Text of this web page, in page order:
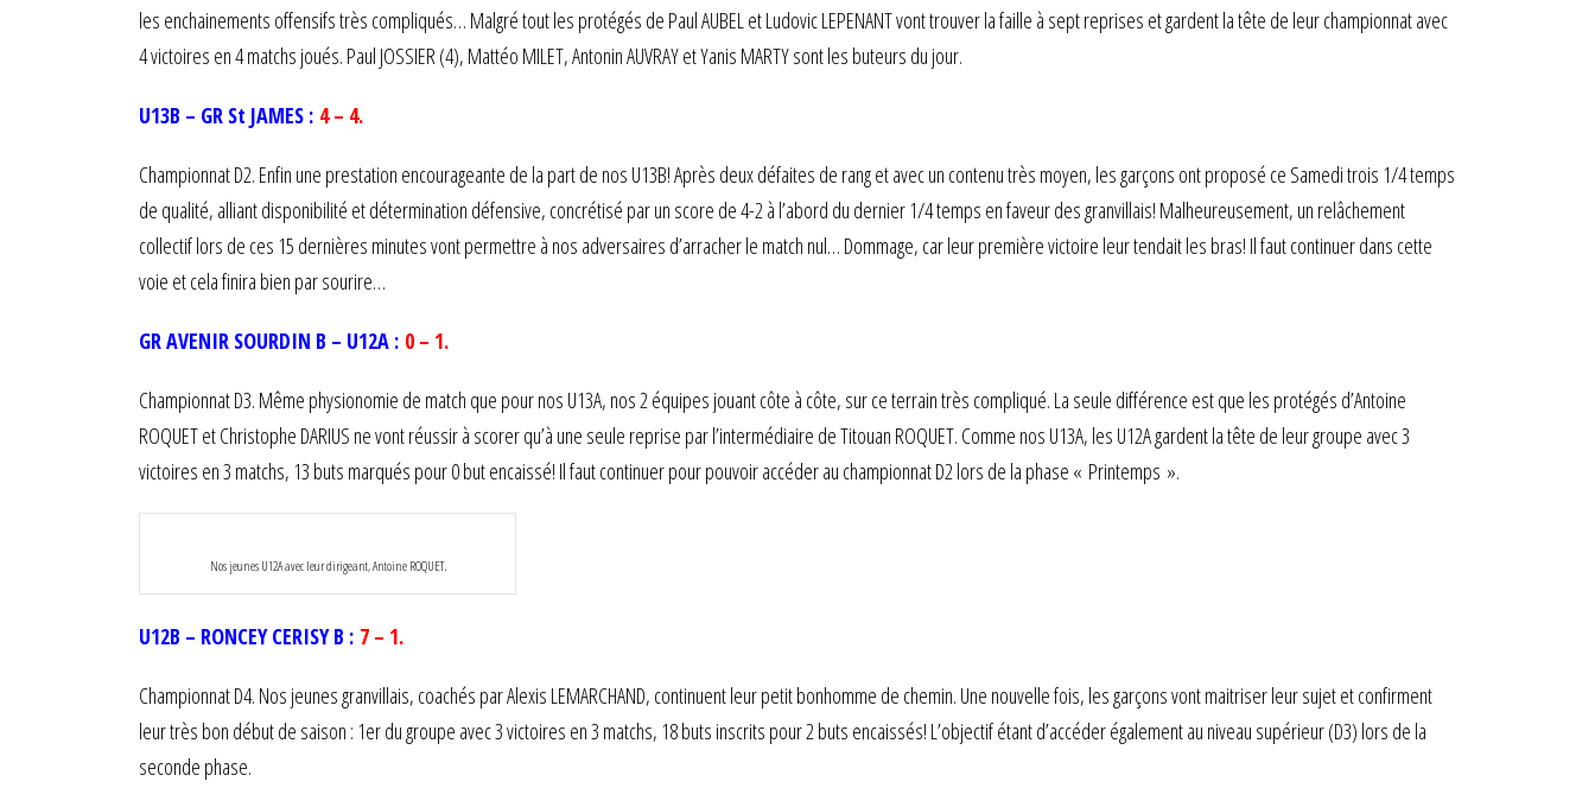
les enchainements offensifs très compliqués… Malgré tout les protégés de Paul AUBEL et Ludovic LEPENANT vont trouver la faille à sept reprises et gardent la tête de leur championnat avec
4 victoires en 4 matchs joués. Paul JOSSIER (4), Mattéo MILET, Antonin AUVRAY et Yanis MARTY sont les buteurs du jour.
U13B – GR St JAMES : 4 – 4.
Championnat D2. Enfin une prestation encourageante de la part de nos U13B! Après deux défaites de rang et avec un contenu très moyen, les garçons ont proposé ce Samedi trois 1/4 temps
de qualité, alliant disponibilité et détermination défensive, concrétisé par un score de 4-2 à l’abord du dernier 1/4 temps en faveur des granvillais! Malheureusement, un relâchement
collectif lors de ces 15 dernières minutes vont permettre à nos adversaires d’arracher le match nul… Dommage, car leur première victoire leur tendait les bras! Il faut continuer dans cette
voie et cela finira bien par sourire…
GR AVENIR SOURDIN B – U12A : 0 – 1.
Championnat D3. Même physionomie de match que pour nos U13A, nos 2 équipes jouant côte à côte, sur ce terrain très compliqué. La seule différence est que les protégés d’Antoine
ROQUET et Christophe DARIUS ne vont réussir à scorer qu’à une seule reprise par l’intermédiaire de Titouan ROQUET. Comme nos U13A, les U12A gardent la tête de leur groupe avec 3
victoires en 3 matchs, 13 buts marqués pour 0 but encaissé! Il faut continuer pour pouvoir accéder au championnat D2 lors de la phase « Printemps ».
Nos jeunes U12A avec leur dirigeant, Antoine ROQUET.
U12B – RONCEY CERISY B : 7 – 1.
Championnat D4. Nos jeunes granvillais, coachés par Alexis LEMARCHAND, continuent leur petit bonhomme de chemin. Une nouvelle fois, les garçons vont maitriser leur sujet et confirment
leur très bon début de saison : 1er du groupe avec 3 victoires en 3 matchs, 18 buts inscrits pour 2 buts encaissés! L’objectif étant d’accéder également au niveau supérieur (D3) lors de la
seconde phase.